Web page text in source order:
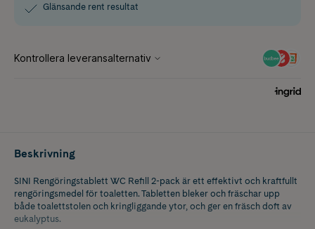
Glänsande rent resultat
Beskrivning
SINI Rengöringstablett WC Refill 2-pack är ett effektivt och kraftfullt
rengöringsmedel för toaletten. Tabletten bleker och fräschar upp
både toalettstolen och kringliggande ytor, och ger en fräsch doft av
eukalyptus.